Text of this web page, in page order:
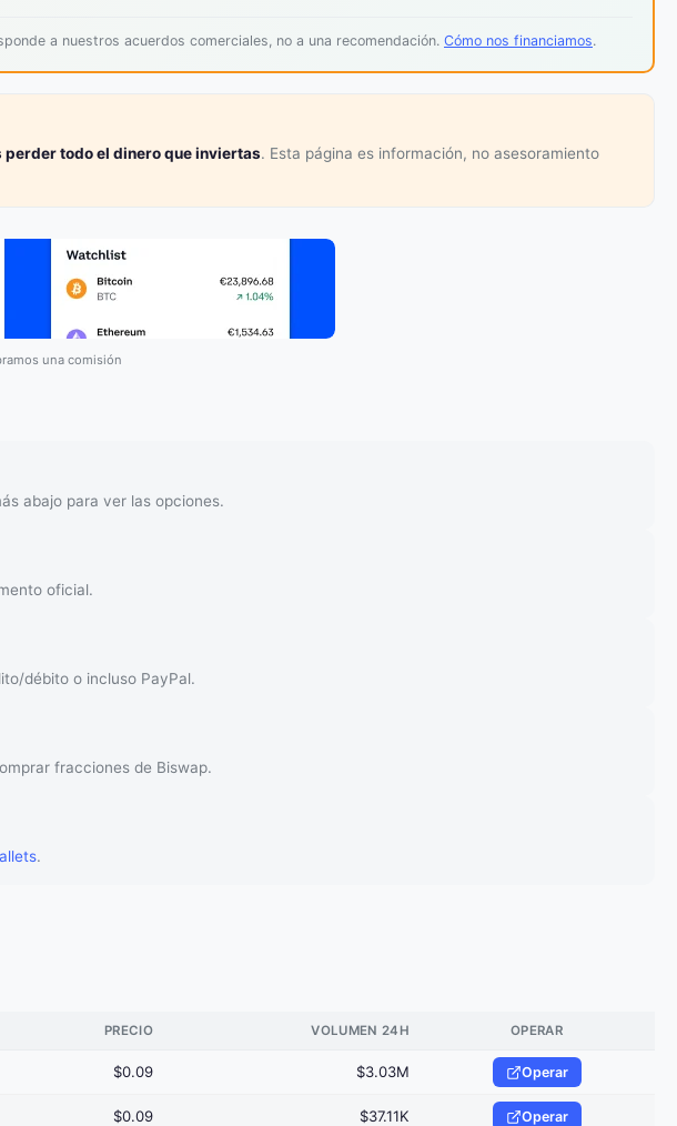
a nuestros acuerdos comerciales, no a una recomendación. Cómo nos financiamos.
perder todo el dinero que inviertas. Esta página es información, no asesoramiento
una comisión
abajo para ver las opciones.
oficial.
débito o incluso PayPal.
fracciones de Biswap.
.
PRECIO VOLUMEN 24H OPERAR
$0.09 $3.03M Operar
$0.09 $37.11K Operar